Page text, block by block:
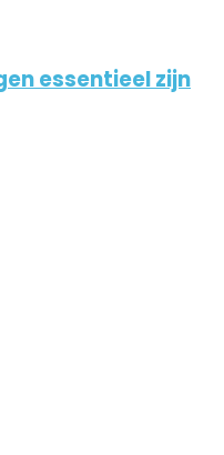
essentieel zijn